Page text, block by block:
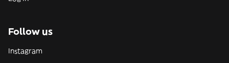
Follow us
Instagram